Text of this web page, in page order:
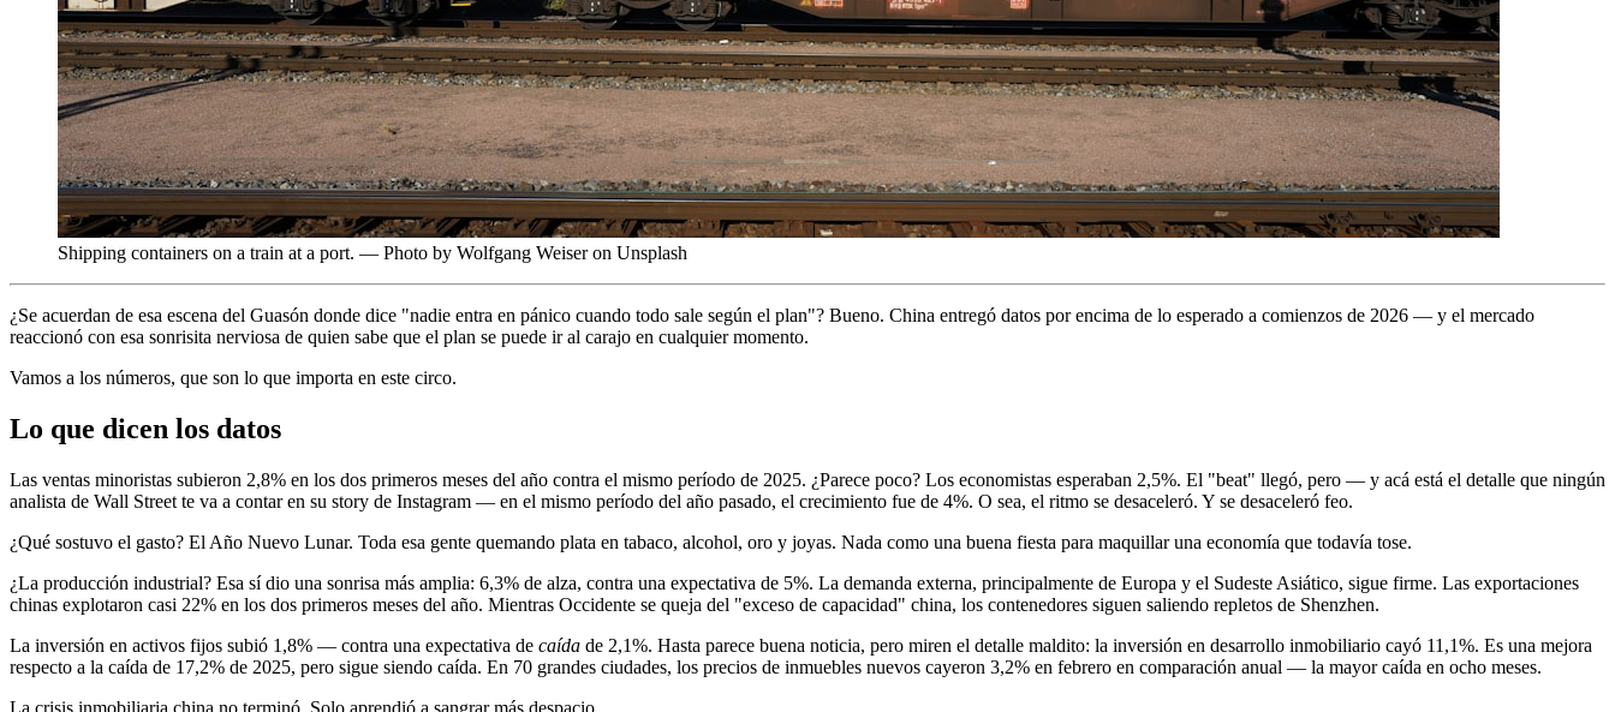
Shipping containers on a train at a port. — Photo by Wolfgang Weiser on Unsplash
¿Se acuerdan de esa escena del Guasón donde dice "nadie entra en pánico cuando todo sale según el plan"? Bueno. China entregó datos por encima de lo esperado a comienzos de 2026 — y el mercado
reaccionó con esa sonrisita nerviosa de quien sabe que el plan se puede ir al carajo en cualquier momento.
Vamos a los números, que son lo que importa en este circo.
Lo que dicen los datos
Las ventas minoristas subieron 2,8% en los dos primeros meses del año contra el mismo período de 2025. ¿Parece poco? Los economistas esperaban 2,5%. El "beat" llegó, pero — y acá está el detalle que ningún
analista de Wall Street te va a contar en su story de Instagram — en el mismo período del año pasado, el crecimiento fue de 4%. O sea, el ritmo se desaceleró. Y se desaceleró feo.
¿Qué sostuvo el gasto? El Año Nuevo Lunar. Toda esa gente quemando plata en tabaco, alcohol, oro y joyas. Nada como una buena fiesta para maquillar una economía que todavía tose.
¿La producción industrial? Esa sí dio una sonrisa más amplia: 6,3% de alza, contra una expectativa de 5%. La demanda externa, principalmente de Europa y el Sudeste Asiático, sigue firme. Las exportaciones
chinas explotaron casi 22% en los dos primeros meses del año. Mientras Occidente se queja del "exceso de capacidad" china, los contenedores siguen saliendo repletos de Shenzhen.
La inversión en activos fijos subió 1,8% — contra una expectativa de caída de 2,1%. Hasta parece buena noticia, pero miren el detalle maldito: la inversión en desarrollo inmobiliario cayó 11,1%. Es una mejora
respecto a la caída de 17,2% de 2025, pero sigue siendo caída. En 70 grandes ciudades, los precios de inmuebles nuevos cayeron 3,2% en febrero en comparación anual — la mayor caída en ocho meses.
La crisis inmobiliaria china no terminó. Solo aprendió a sangrar más despacio.